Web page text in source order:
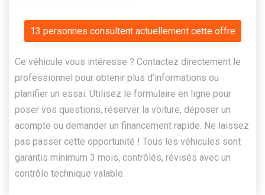
13 personnes consultent actuellement cette offre
Ce véhicule vous intéresse ? Contactez directement le
professionnel pour obtenir plus d’informations ou
planifier un essai. Utilisez le formulaire en ligne pour
poser vos questions, réserver la voiture, déposer un
acompte ou demander un financement rapide. Ne laissez
pas passer cette opportunité ! Tous les véhicules sont
garantis minimum 3 mois, contrôlés, révisés avec un
contrôle technique valable.